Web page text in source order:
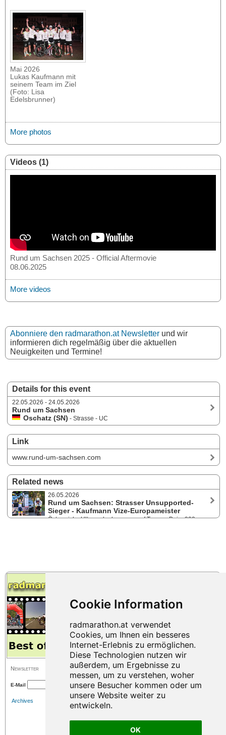
OK
Details for this event
22.05.2026 - 24.05.2026
Rund um Sachsen
Oschatz (SN) - Strasse - UC
Link
www.rund-um-sachsen.com
Related news
26.05.2026
Rund um Sachsen: Strasser Unsupported-
Sieger - Kaufmann Vize-Europameister
Österreichs Ultracycler kommen auf Touren: Beim 900
Mai 2026
Lukas Kaufmann mit
seinem Team im Ziel
(Foto: Lisa
Edelsbrunner)
More photos
Videos (1)
Rund um Sachsen 2025 - Official Aftermovie
08.06.2025
More videos
Abonniere den radmarathon.at Newsletter und wir
informieren dich regelmäßig über die aktuellen
Neuigkeiten und Termine!
Newsletter
E-Mail
Archives